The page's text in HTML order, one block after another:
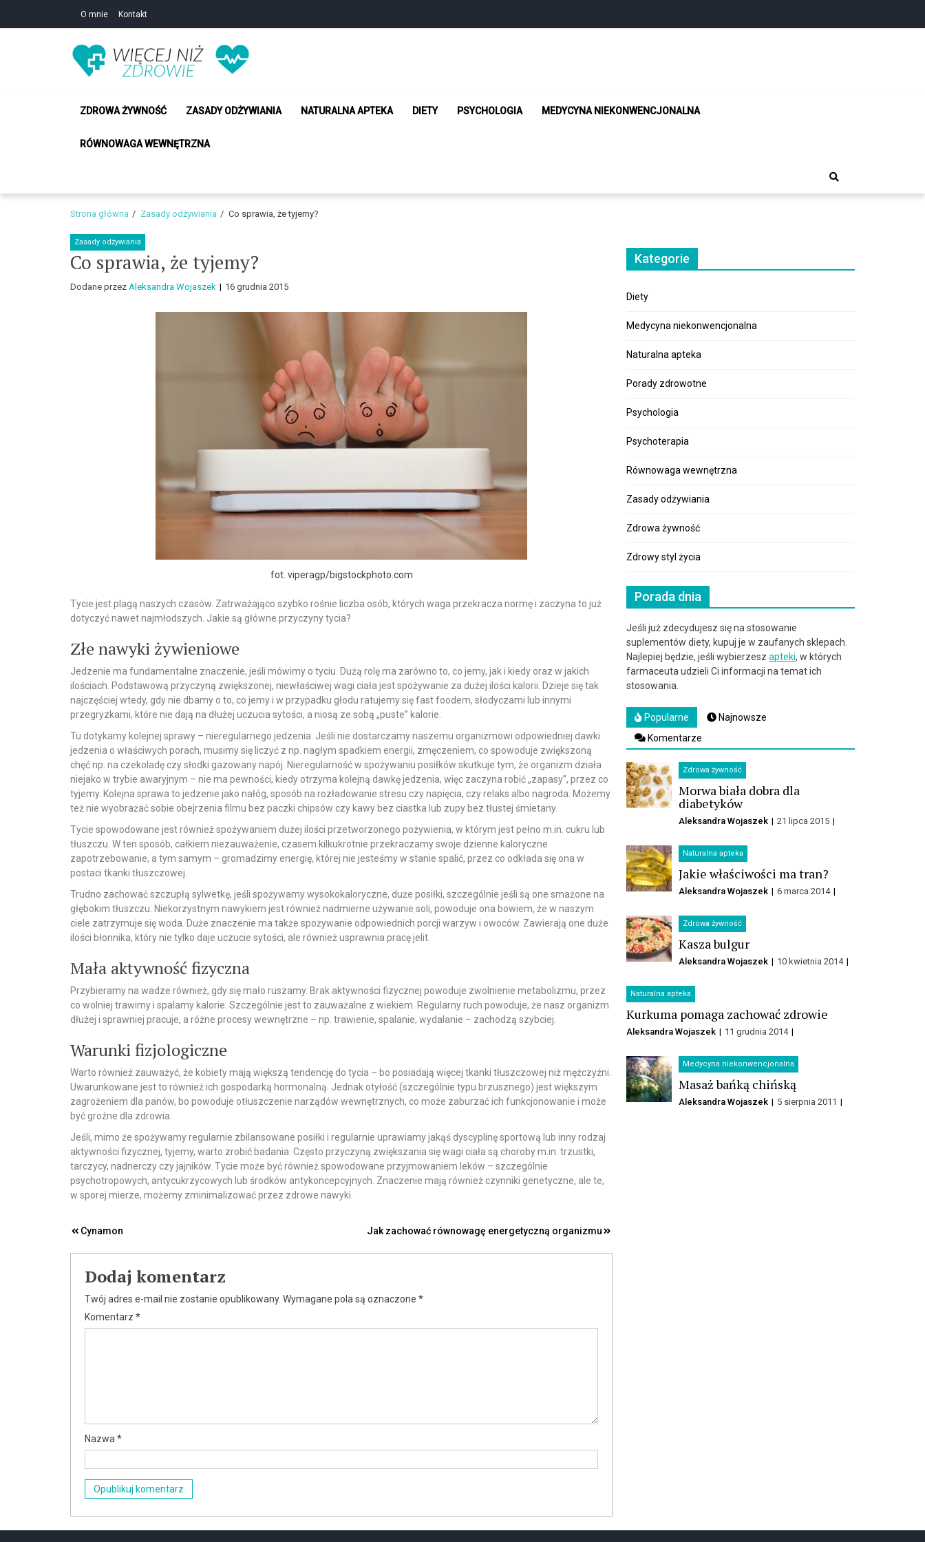
O mnie Kontakt
Zdrowie i uroda – Żyj w zgodzie ze sobą!
ZDROWA ŻYWNOŚĆ ZASADY ODŻYWIANIA NATURALNA APTEKA DIETY PSYCHOLOGIA MEDYCYNA NIEKONWENCJONALNA
RÓWNOWAGA WEWNĘTRZNA
Strona główna Zasady odżywiania Co sprawia, że tyjemy?
Zasady odżywiania
Co sprawia, że tyjemy?
Dodane przez Aleksandra Wojaszek 16 grudnia 2015
fot. viperagp/bigstockphoto.com
Tycie jest plagą naszych czasów. Zatrważająco szybko rośnie liczba osób, których waga przekracza normę i zaczyna to już
dotyczyć nawet najmłodszych. Jakie są główne przyczyny tycia?
Złe nawyki żywieniowe
Jedzenie ma fundamentalne znaczenie, jeśli mówimy o tyciu. Dużą rolę ma zarówno to, co jemy, jak i kiedy oraz w jakich
ilościach. Podstawową przyczyną zwiększonej, niewłaściwej wagi ciała jest spożywanie za dużej ilości kalorii. Dzieje się tak
najczęściej wtedy, gdy nie dbamy o to, co jemy i w przypadku głodu ratujemy się fast foodem, słodyczami lub innymi
przegryzkami, które nie dają na dłużej uczucia sytości, a niosą ze sobą „puste” kalorie.
Tu dotykamy kolejnej sprawy – nieregularnego jedzenia. Jeśli nie dostarczamy naszemu organizmowi odpowiedniej dawki
jedzenia o właściwych porach, musimy się liczyć z np. nagłym spadkiem energii, zmęczeniem, co spowoduje zwiększoną
chęć np. na czekoladę czy słodki gazowany napój. Nieregularność w spożywaniu posiłków skutkuje tym, że organizm działa
niejako w trybie awaryjnym – nie ma pewności, kiedy otrzyma kolejną dawkę jedzenia, więc zaczyna robić „zapasy”, przez co
tyjemy. Kolejna sprawa to jedzenie jako nałóg, sposób na rozładowanie stresu czy napięcia, czy relaks albo nagroda. Możemy
też nie wyobrażać sobie obejrzenia filmu bez paczki chipsów czy kawy bez ciastka lub zupy bez tłustej śmietany.
Tycie spowodowane jest również spożywaniem dużej ilości przetworzonego pożywienia, w którym jest pełno m.in. cukru lub
tłuszczu. W ten sposób, całkiem niezauważenie, czasem kilkukrotnie przekraczamy swoje dzienne kaloryczne
zapotrzebowanie, a tym samym – gromadzimy energię, której nie jesteśmy w stanie spalić, przez co odkłada się ona w
postaci tkanki tłuszczowej.
Trudno zachować szczupłą sylwetkę, jeśli spożywamy wysokokaloryczne, duże posiłki, szczególnie jeśli są one smażone na
głębokim tłuszczu. Niekorzystnym nawykiem jest również nadmierne używanie soli, powoduje ona bowiem, że w naszym
ciele zatrzymuje się woda. Duże znaczenie ma także spożywanie odpowiednich porcji warzyw i owoców. Zawierają one duże
ilości błonnika, który nie tylko daje uczucie sytości, ale również usprawnia pracę jelit.
Mała aktywność fizyczna
Przybieramy na wadze również, gdy się mało ruszamy. Brak aktywności fizycznej powoduje zwolnienie metabolizmu, przez
co wolniej trawimy i spalamy kalorie. Szczególnie jest to zauważalne z wiekiem. Regularny ruch powoduje, że nasz organizm
dłużej i sprawniej pracuje, a różne procesy wewnętrzne – np. trawienie, spalanie, wydalanie – zachodzą szybciej.
Warunki fizjologiczne
Warto również zauważyć, że kobiety mają większą tendencję do tycia – bo posiadają więcej tkanki tłuszczowej niż mężczyźni.
Uwarunkowane jest to również ich gospodarką hormonalną. Jednak otyłość (szczególnie typu brzusznego) jest większym
zagrożeniem dla panów, bo powoduje otłuszczenie narządów wewnętrznych, co może zaburzać ich funkcjonowanie i może
być groźne dla zdrowia.
Jeśli, mimo że spożywamy regularnie zbilansowane posiłki i regularnie uprawiamy jakąś dyscyplinę sportową lub inny rodzaj
aktywności fizycznej, tyjemy, warto zrobić badania. Często przyczyną zwiększania się wagi ciała są choroby m.in. trzustki,
tarczycy, nadnerczy czy jajników. Tycie może być również spowodowane przyjmowaniem leków – szczególnie
psychotropowych, antycukrzycowych lub środków antykoncepcyjnych. Znaczenie mają również czynniki genetyczne, ale te,
w sporej mierze, możemy zminimalizować przez zdrowe nawyki.
Nawigacja
wpisu
Cynamon Jak zachować równowagę energetyczną organizmu
Dodaj komentarz
Twój adres e-mail nie zostanie opublikowany. Wymagane pola są oznaczone *
Komentarz *
Nazwa *
Kategorie
Diety
Medycyna niekonwencjonalna
Naturalna apteka
Porady zdrowotne
Psychologia
Psychoterapia
Równowaga wewnętrzna
Zasady odżywiania
Zdrowa żywność
Zdrowy styl życia
Porada dnia
Jeśli już zdecydujesz się na stosowanie
suplementów diety, kupuj je w zaufanych sklepach.
Najlepiej będzie, jeśli wybierzesz apteki, w których
farmaceuta udzieli Ci informacji na temat ich
stosowania.
Popularne
Najnowsze
Komentarze
Zdrowa żywność
Morwa biała dobra dla
diabetyków
Aleksandra Wojaszek 21 lipca 2015
Naturalna apteka
Jakie właściwości ma tran?
Aleksandra Wojaszek 6 marca 2014
Zdrowa żywność
Kasza bulgur
Aleksandra Wojaszek 10 kwietnia 2014
Naturalna apteka
Kurkuma pomaga zachować zdrowie
Aleksandra Wojaszek 11 grudnia 2014
Medycyna niekonwencjonalna
Masaż bańką chińską
Aleksandra Wojaszek 5 sierpnia 2011